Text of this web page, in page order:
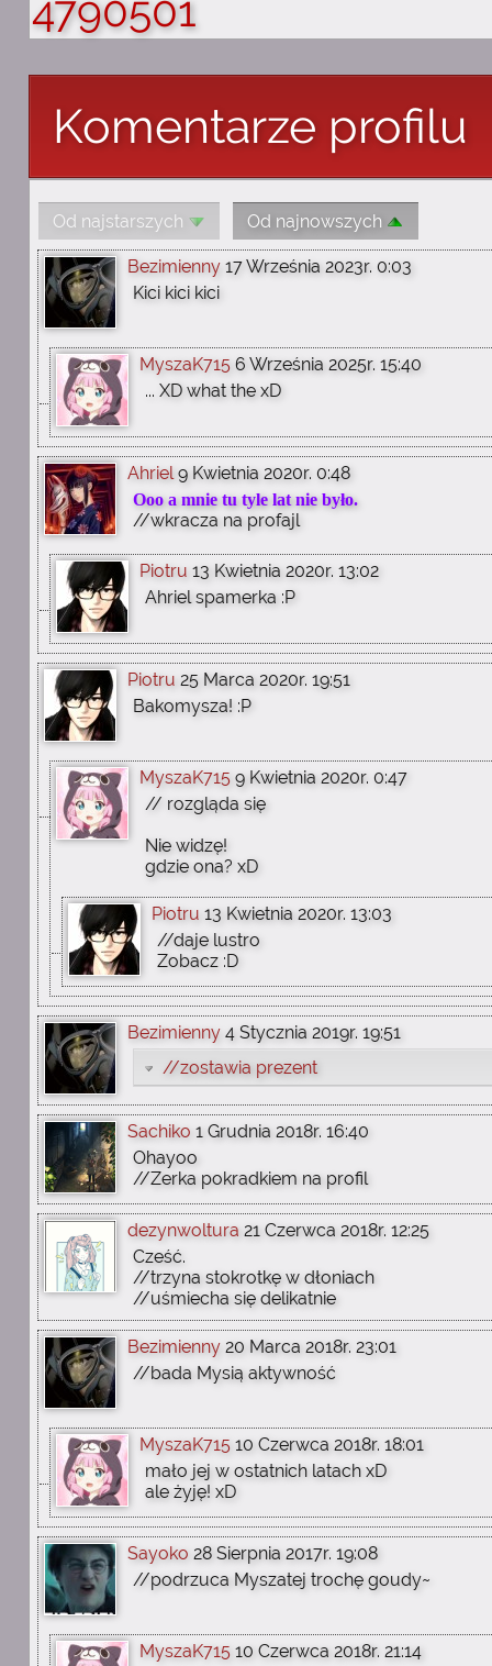
4790501
Komentarze profilu
Od najstarszych Od najnowszych
Bezimienny 17 Września 2023r. 0:03
Kici kici kici
MyszaK715 6 Września 2025r. 15:40
... XD what the xD
Ahriel 9 Kwietnia 2020r. 0:48
Ooo a mnie tu tyle lat nie było.
//wkracza na profajl
Piotru 13 Kwietnia 2020r. 13:02
Ahriel spamerka :P
Piotru 25 Marca 2020r. 19:51
Bakomysza! :P
MyszaK715 9 Kwietnia 2020r. 0:47
// rozgląda się
Nie widzę!
gdzie ona? xD
Piotru 13 Kwietnia 2020r. 13:03
//daje lustro
Zobacz :D
Bezimienny 4 Stycznia 2019r. 19:51
//zostawia prezent
Sachiko 1 Grudnia 2018r. 16:40
Ohayoo
//Zerka pokradkiem na profil
dezynwoltura 21 Czerwca 2018r. 12:25
Cześć.
//trzyna stokrotkę w dłoniach
//uśmiecha się delikatnie
Bezimienny 20 Marca 2018r. 23:01
//bada Mysią aktywność
MyszaK715 10 Czerwca 2018r. 18:01
mało jej w ostatnich latach xD
ale żyję! xD
Sayoko 28 Sierpnia 2017r. 19:08
//podrzuca Myszatej trochę goudy~
MyszaK715 10 Czerwca 2018r. 21:14